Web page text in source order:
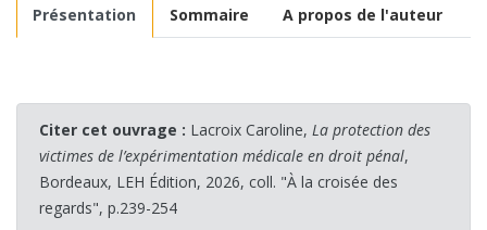
Présentation Sommaire A propos de l'auteur
Citer cet ouvrage : Lacroix Caroline, La protection des
victimes de l’expérimentation médicale en droit pénal,
Bordeaux, LEH Édition, 2026, coll. "À la croisée des
regards", p.239-254